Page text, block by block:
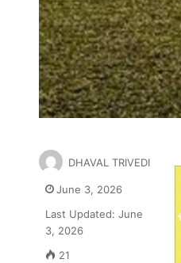
DHAVAL TRIVEDI
June 3, 2026
Last Updated: June
3, 2026
21